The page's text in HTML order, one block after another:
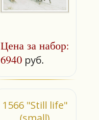
Цена за набор:
6940 руб.
1566 "Still life"